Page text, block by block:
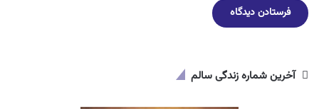
آخرین شماره زندگی سالم